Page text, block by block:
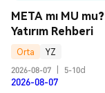
META mı MU
Yatırım Rehberi
Orta
YZ
2026-08-07
5-10d
2026-08-07